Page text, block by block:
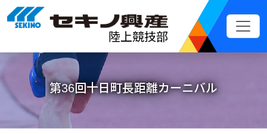
メインコンテンツへスキップ
陸上競技部
第36回十日町長距離カーニバル